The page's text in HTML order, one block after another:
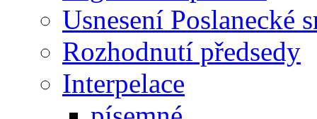
Usnesení Poslanecké
Rozhodnutí předsedy
Interpelace